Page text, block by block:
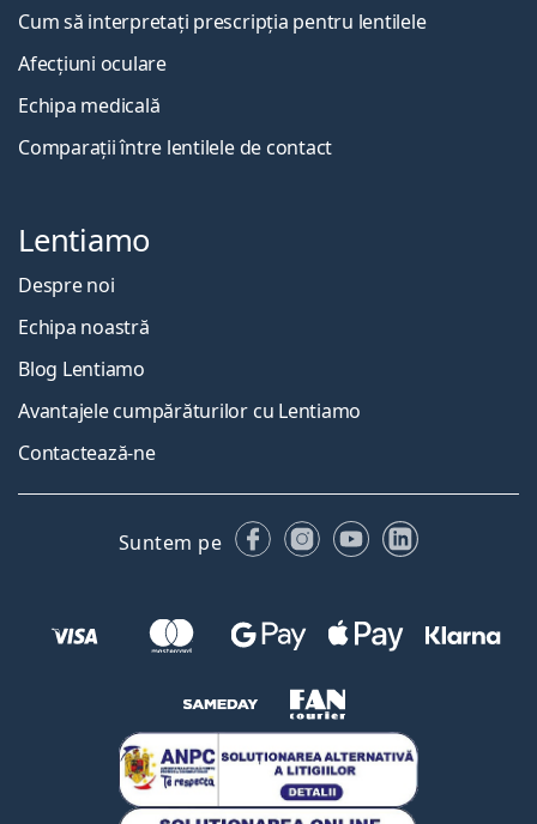
Cum să interpretați prescripția pentru lentilele
Afecțiuni oculare
Echipa medicală
Comparații între lentilele de contact
Lentiamo
Despre noi
Echipa noastră
Blog Lentiamo
Avantajele cumpărăturilor cu Lentiamo
Contactează-ne
Suntem pe FacebookInstagram
YouTubeLinkedIn